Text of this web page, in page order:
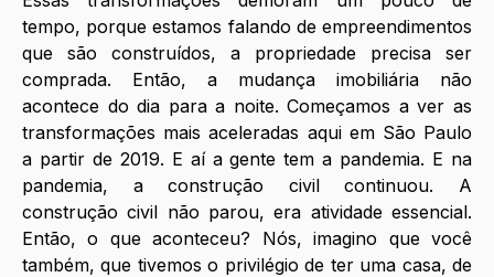
tempo, porque estamos falando de empreendimentos
que são construídos, a propriedade precisa ser
comprada. Então, a mudança imobiliária não
acontece do dia para a noite. Começamos a ver as
transformações mais aceleradas aqui em São Paulo
a partir de 2019. E aí a gente tem a pandemia. E na
pandemia, a construção civil continuou. A
construção civil não parou, era atividade essencial.
Então, o que aconteceu? Nós, imagino que você
também, que tivemos o privilégio de ter uma casa, de